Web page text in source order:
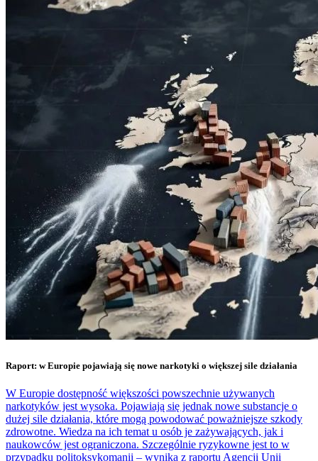
Raport: w Europie pojawiają się nowe narkotyki o większej sile działania
W Europie dostępność większości powszechnie używanych
narkotyków jest wysoka. Pojawiają się jednak nowe substancje o
dużej sile działania, które mogą powodować poważniejsze szkody
zdrowotne. Wiedza na ich temat u osób je zażywających, jak i
naukowców jest ograniczona. Szczególnie ryzykowne jest to w
przypadku politoksykomanii – wynika z raportu Agencji Unii